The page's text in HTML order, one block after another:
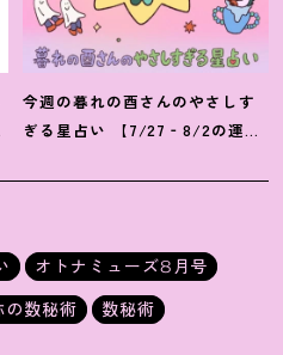
今週の暮れの酉さんのやさしす
ぎる星占い 【7/27‐8/2の運
オトナミューズ8月号
の数秘術 数秘術